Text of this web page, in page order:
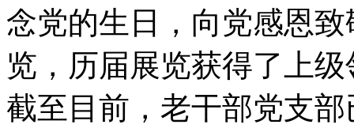
念党的生日，向党感恩
览，历届展览获得了上
截至目前，老干部党支